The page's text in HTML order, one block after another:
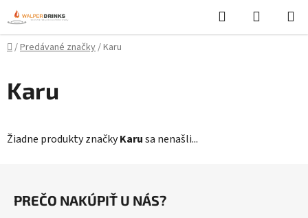
Prejsť
na
obsah
Hľadať
KOŠÍK
Domov
/Predávané značky/Karu
Karu
Žiadne produkty značkyKarusa nenašli...
PREČO NAKÚPIŤ U NÁS?